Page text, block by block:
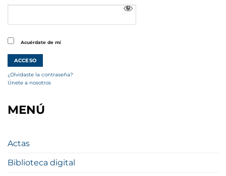
Acuérdate de mí
¿Olvidaste la contraseña?
Únete a nosotros
MENÚ
Actas
Biblioteca digital